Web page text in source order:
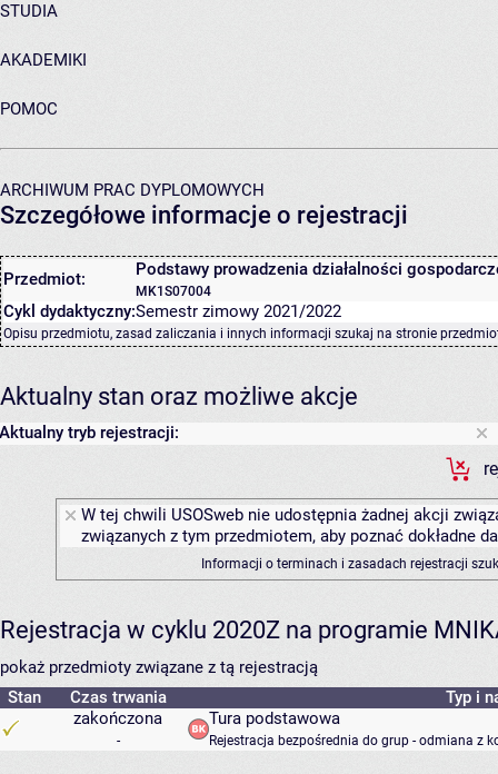
STUDIA
AKADEMIKI
POMOC
ARCHIWUM PRAC DYPLOMOWYCH
Szczegółowe informacje o rejestracji
Przedmiot: Podstawy prowadzenia działalności
MK1S07004
Cykl dydaktyczny:Semestr zimowy 2021/2022
Opisu przedmiotu, zasad zaliczania i innych informacji szukaj na stronie
Aktualny stan oraz możliwe akcje
Aktualny tryb rejestracji:
W tej chwili USOSweb nie udostępnia żadnej akcji
związanych z tym przedmiotem, aby poznać dokładne
Informacji o terminach i zasadach rejestracji
Rejestracja w cyklu 2020Z na programie
pokaż przedmioty związane z tą rejestracją
Stan
Czas trwania
Typ i
zakończona
-
Tura podstawowa
Rejestracja bezpośrednia do grup - odmiana z